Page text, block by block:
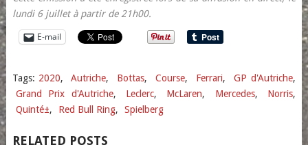
lundi 6 juillet à partir de 21h00.
E-mail
Tags: 2020, Autriche, Bottas, Course, Ferrari, GP d'Autriche,
Grand Prix d'Autriche, Leclerc, McLaren, Mercedes, Norris,
Quinté±, Red Bull Ring, Spielberg
RELATED POSTS